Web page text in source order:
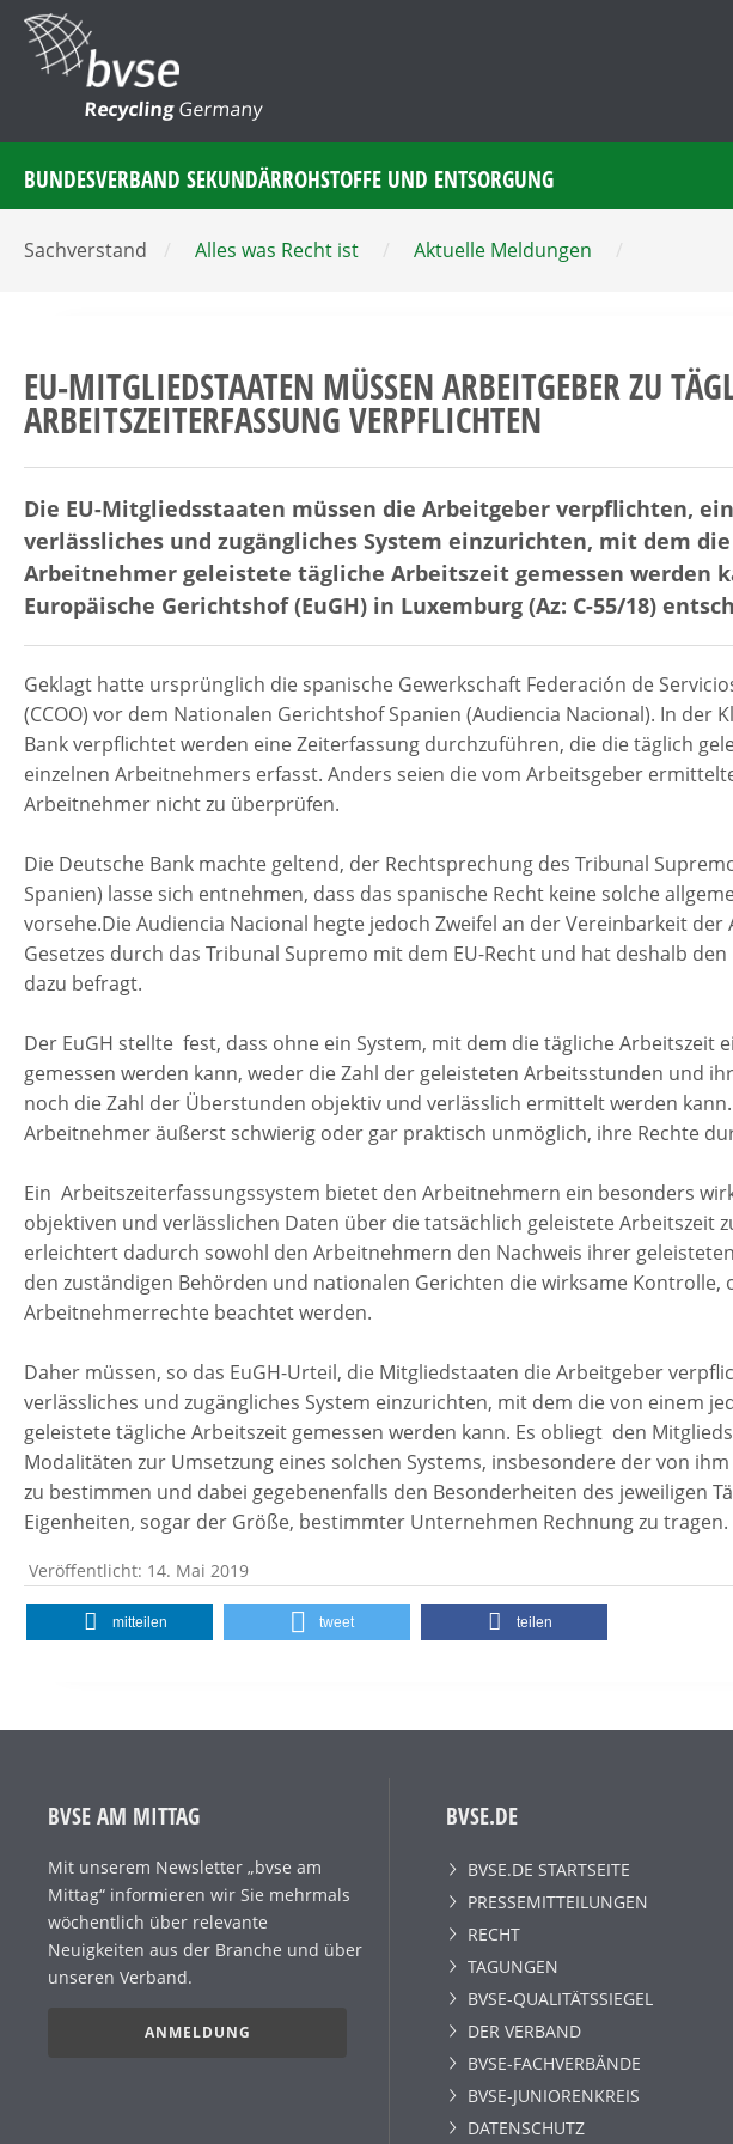
RecyclingGermany
BUNDESVERBAND SEKUNDÄRROHSTOFFE UND ENTSORGUNG
Sachverstand / Alles was Recht ist / Aktuelle Meldungen /
EU-MITGLIEDSTAATEN MÜSSEN ARBEITGEBER ZU
ARBEITSZEITERFASSUNG VERPFLICHTEN
Die EU-Mitgliedsstaaten müssen die Arbeitgeber verpflichten,
verlässliches und zugängliches System einzurichten, mit dem
Arbeitnehmer geleistete tägliche Arbeitszeit gemessen werden
Europäische Gerichtshof (EuGH) in Luxemburg (Az: C-55/18)
Geklagt hatte ursprünglich die spanische Gewerkschaft Federación de
(CCOO) vor dem Nationalen Gerichtshof Spanien (Audiencia Nacional). In der
Bank verpflichtet werden eine Zeiterfassung durchzuführen, die die täglich
einzelnen Arbeitnehmers erfasst. Anders seien die vom Arbeitsgeber
Arbeitnehmer nicht zu überprüfen.
Die Deutsche Bank machte geltend, der Rechtsprechung des Tribunal
Spanien) lasse sich entnehmen, dass das spanische Recht keine solche
vorsehe.Die Audiencia Nacional hegte jedoch Zweifel an der Vereinbarkeit der
Gesetzes durch das Tribunal Supremo mit dem EU-Recht und hat deshalb
dazu befragt.
Der EuGH stellte fest, dass ohne ein System, mit dem die tägliche Arbeitszeit
gemessen werden kann, weder die Zahl der geleisteten Arbeitsstunden und
noch die Zahl der Überstunden objektiv und verlässlich ermittelt werden
Arbeitnehmer äußerst schwierig oder gar praktisch unmöglich, ihre Rechte
Ein Arbeitszeiterfassungssystem bietet den Arbeitnehmern ein besonders
objektiven und verlässlichen Daten über die tatsächlich geleistete Arbeitszeit
erleichtert dadurch sowohl den Arbeitnehmern den Nachweis ihrer
den zuständigen Behörden und nationalen Gerichten die wirksame Kontrolle,
Arbeitnehmerrechte beachtet werden.
Daher müssen, so das EuGH-Urteil, die Mitgliedstaaten die Arbeitgeber
verlässliches und zugängliches System einzurichten, mit dem die von einem
geleistete tägliche Arbeitszeit gemessen werden kann. Es obliegt den
Modalitäten zur Umsetzung eines solchen Systems, insbesondere der von
zu bestimmen und dabei gegebenenfalls den Besonderheiten des jeweiligen
Eigenheiten, sogar der Größe, bestimmter Unternehmen Rechnung zu tragen.
Veröffentlicht: 14. Mai 2019
mitteilen tweet teilen
BVSE AM MITTAG
Mit unserem Newsletter „bvse am
Mittag“ informieren wir Sie mehrmals
wöchentlich über relevante
Neuigkeiten aus der Branche und über
unseren Verband.
ANMELDUNG
BVSE.DE
BVSE.DE STARTSEITE
PRESSEMITTEILUNGEN
RECHT
TAGUNGEN
BVSE-QUALITÄTSSIEGEL
DER VERBAND
BVSE-FACHVERBÄNDE
BVSE-JUNIORENKREIS
DATENSCHUTZ